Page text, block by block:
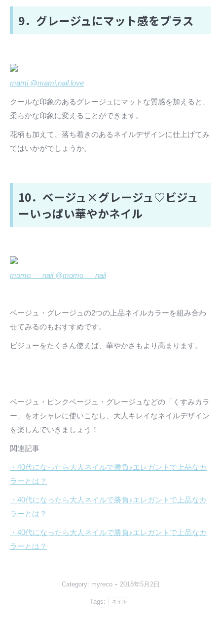
9．グレージュにマット感をプラス
mami @mami.nail.love
クールな印象のあるグレージュにマットな質感を加えると、
柔らかな印象に変えることができます。
花柄も加えて、落ち着きのあるネイルデザインに仕上げてみ
てはいかがでしょうか。
10．ベージュ×グレージュ♡ビジュ
ーいっぱい華やかネイル
momo___nail @momo___nail
ベージュ・グレージュの2つの上品ネイルカラーを組み合わ
せてみるのもおすすめです。
ビジューをたくさん使えば、華やかさもより高まります。
ベージュ・ピンクベージュ・グレージュなどの「くすみカラ
ー」をオシャレに使いこなし、大人キレイなネイルデザイン
を楽しんでいきましょう！
関連記事
・40代になったら大人ネイルで勝負♪エレガントで上品なカ
ラーとは？
・40代になったら大人ネイルで勝負♪エレガントで上品なカ
ラーとは？
・40代になったら大人ネイルで勝負♪エレガントで上品なカ
ラーとは？
Category: myreco 2018年5月2日
Tags: ネイル